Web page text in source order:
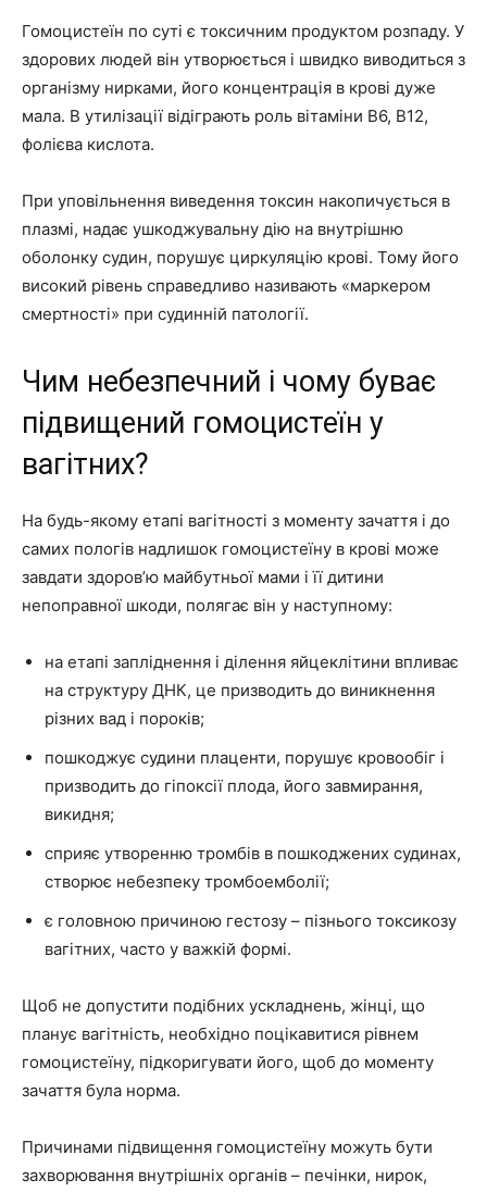
Гомоцистеїн по суті є токсичним продуктом розпаду. У
здорових людей він утворюється і швидко виводиться з
організму нирками, його концентрація в крові дуже
мала. В утилізації відіграють роль вітаміни В6, В12,
фолієва кислота.
При уповільнення виведення токсин накопичується в
плазмі, надає ушкоджувальну дію на внутрішню
оболонку судин, порушує циркуляцію крові. Тому його
високий рівень справедливо називають «маркером
смертності» при судинній патології.
Чим небезпечний і чому буває
підвищений гомоцистеїн у
вагітних?
На будь-якому етапі вагітності з моменту зачаття і до
самих пологів надлишок гомоцистеїну в крові може
завдати здоров’ю майбутньої мами і її дитини
непоправної шкоди, полягає він у наступному:
на етапі запліднення і ділення яйцеклітини впливає
на структуру ДНК, це призводить до виникнення
різних вад і пороків;
пошкоджує судини плаценти, порушує кровообіг і
призводить до гіпоксії плода, його завмирання,
викидня;
сприяє утворенню тромбів в пошкоджених судинах,
створює небезпеку тромбоемболії;
є головною причиною гестозу – пізнього токсикозу
вагітних, часто у важкій формі.
Щоб не допустити подібних ускладнень, жінці, що
планує вагітність, необхідно поцікавитися рівнем
гомоцистеїну, підкоригувати його, щоб до моменту
зачаття була норма.
Причинами підвищення гомоцистеїну можуть бути
захворювання внутрішніх органів – печінки, нирок,